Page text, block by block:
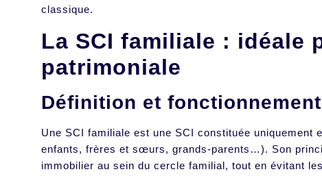
classique.
La SCI familiale : idéale
patrimoniale
Définition et fonctionnement
Une SCI familiale est une SCI constituée uniquement
enfants, frères et sœurs, grands-parents…). Son
immobilier au sein du cercle familial, tout en évitant